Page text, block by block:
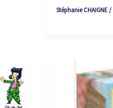
Stéphanie CHAIGNE/